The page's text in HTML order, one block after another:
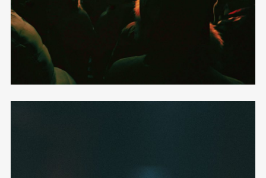
SRPEN
14 Lipno